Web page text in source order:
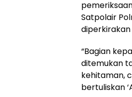
Satpolair
“Bagian
ditemukan
kehitaman,
bertuliskan